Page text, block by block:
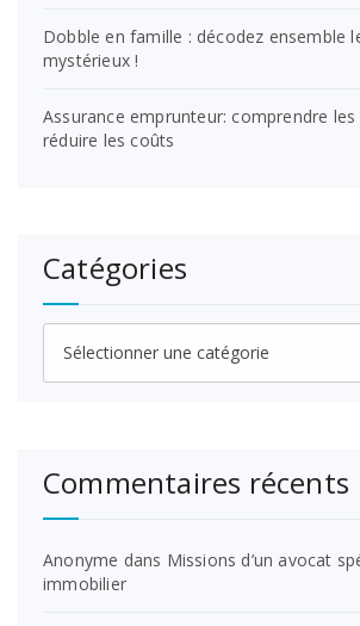
Dobble en famille : décodez ensemble
mystérieux !
Assurance emprunteur: comprendre
réduire les coûts
Catégories
Catégories
Commentaires récents
Anonyme dans Missions d’un avocat
immobilier